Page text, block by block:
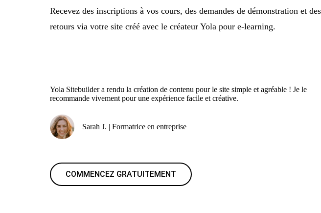
Recevez des inscriptions à vos cours, des demandes de démonstration et des
retours via votre site créé avec le créateur Yola pour e-learning.
Yola Sitebuilder a rendu la création de contenu pour le site simple et agréable ! Je le
recommande vivement pour une expérience facile et créative.
Sarah J. | Formatrice en entreprise
COMMENCEZ GRATUITEMENT